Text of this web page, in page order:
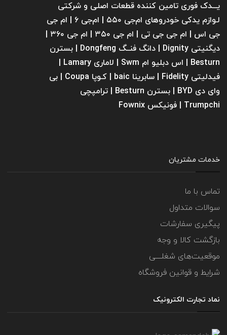
یـــدک فوری تامین کننده قطعات اصلی و شرکتی
لـوازم یدکی خودروهای ام‌جی ۵۵۰ | ام‌جی ۶ | ام جی
دیگنیتی Dignity | دانگ فنــگ Dongfeng | بسترن
فیدلیتی Fidelity | سابرینا ‌baic | کـوپا Coupa | بی
وای دی BYD | بسترن Besturn | ترامپچی
Trumpchi | فونیکس Fownix
خدمات مشتریان
تماس با ما
سوالات متداول
پیگیری سفارشات
بازگشت کالا و وجه
موقعیت‌های شغلــــی
شرایط و قوانین فروشگاه
نماد تجارت الکترونیک